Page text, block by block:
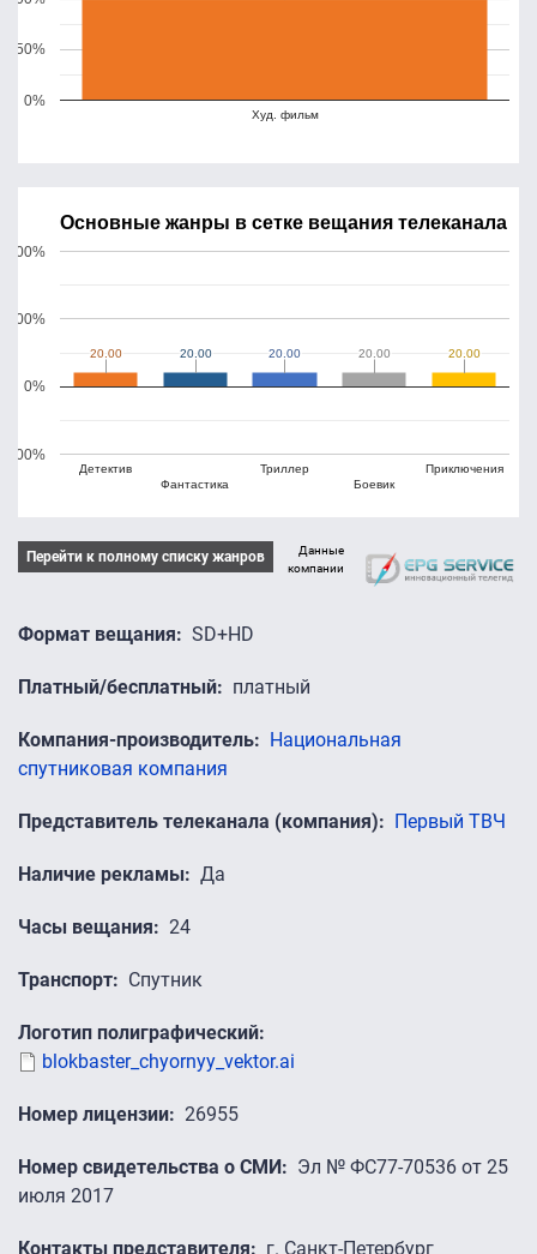
Худ. фильм
0%
50%
Основные жанры в сетке вещания телеканала
Детектив
Фантастика
Триллер
Боевик
Приключения
-100%
0%
100%
200%
20.00
20.00 20.00
20.00 20.00
20.00 20.00
20.00 20.00
20.00
Перейти к полному списку жанров
Данные
компании
Формат вещания SD+HD
Платный/бесплатный платный
Компания-производитель
Национальная
спутниковая компания
Представитель телеканала (компания) Первый ТВЧ
Наличие рекламы Да
Часы вещания 24
Транспорт Спутник
Логотип полиграфический
blokbaster_chyornyy_vektor.ai
Номер лицензии 26955
Номер свидетельства о СМИ
Эл № ФС77-70536 от 25
июля 2017
Контакты представителя
г. Санкт-Петербург